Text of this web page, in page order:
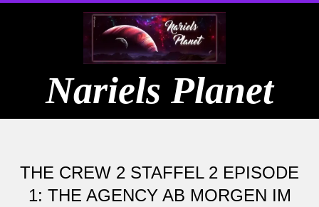
Nariels Planet
Menu
THE CREW 2 STAFFEL 2 EPISODE
1: THE AGENCY AB MORGEN IM